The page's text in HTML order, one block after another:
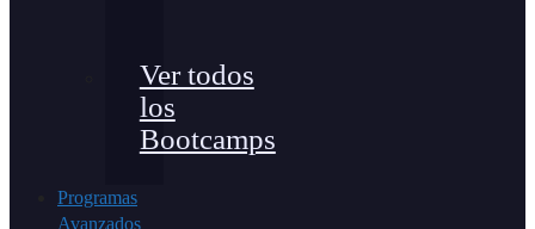
Ver todos
los
Bootcamps
Programas
Avanzados